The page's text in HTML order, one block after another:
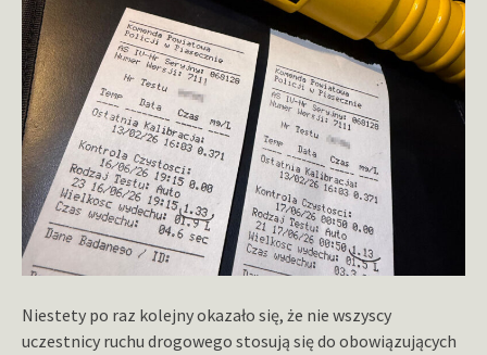
Niestety po raz kolejny okazało się, że nie wszyscy
uczestnicy ruchu drogowego stosują się do obowiązujących